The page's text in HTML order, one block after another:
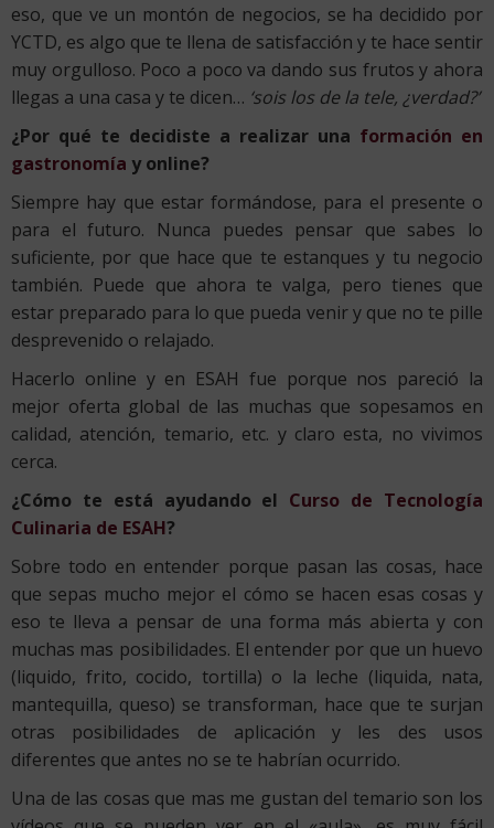
eso, que ve un montón de negocios, se ha decidido por
YCTD, es algo que te llena de satisfacción y te hace sentir
muy orgulloso. Poco a poco va dando sus frutos y ahora
llegas a una casa y te dicen… ‘sois los de la tele, ¿verdad?’
¿Por qué te decidiste a realizar una formación en
gastronomía y online?
Siempre hay que estar formándose, para el presente o
para el futuro. Nunca puedes pensar que sabes lo
suficiente, por que hace que te estanques y tu negocio
también. Puede que ahora te valga, pero tienes que
estar preparado para lo que pueda venir y que no te pille
desprevenido o relajado.
Hacerlo online y en ESAH fue porque nos pareció la
mejor oferta global de las muchas que sopesamos en
calidad, atención, temario, etc. y claro esta, no vivimos
cerca.
¿Cómo te está ayudando el Curso de Tecnología
Culinaria de ESAH?
Sobre todo en entender porque pasan las cosas, hace
que sepas mucho mejor el cómo se hacen esas cosas y
eso te lleva a pensar de una forma más abierta y con
muchas mas posibilidades. El entender por que un huevo
(liquido, frito, cocido, tortilla) o la leche (liquida, nata,
mantequilla, queso) se transforman, hace que te surjan
otras posibilidades de aplicación y les des usos
diferentes que antes no se te habrían ocurrido.
Una de las cosas que mas me gustan del temario son los